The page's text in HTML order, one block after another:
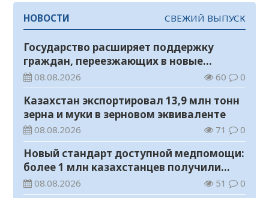
НОВОСТИ СВЕЖИЙ ВЫПУСК
Государство расширяет поддержку
граждан, переезжающих в новые
регионы для работы
08.08.2026 60 0
Казахстан экспортировал 13,9 млн тонн
зерна и муки в зерновом эквиваленте
08.08.2026 71 0
Новый стандарт доступной медпомощи:
более 1 млн казахстанцев получили
телемедицинские услуги
08.08.2026 51 0